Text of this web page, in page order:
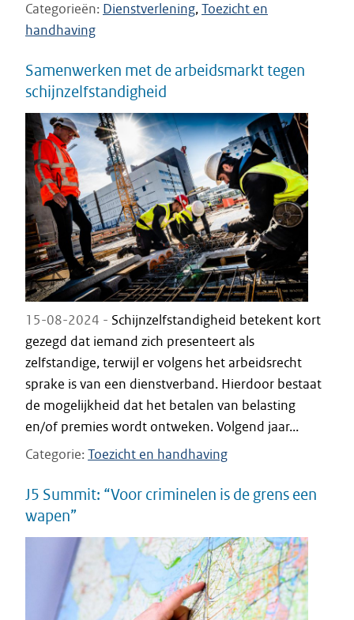
Categorieën Dienstverlening Toezicht en
handhaving
Samenwerken met de arbeidsmarkt tegen
schijnzelfstandigheid
15-08-2024 - Schijnzelfstandigheid betekent kort
gezegd dat iemand zich presenteert als
zelfstandige, terwijl er volgens het arbeidsrecht
sprake is van een dienstverband. Hierdoor bestaat
de mogelijkheid dat het betalen van belasting
en/of premies wordt ontweken. Volgend jaar...
Categorie Toezicht en handhaving
J5 Summit: “Voor criminelen is de grens een
wapen”